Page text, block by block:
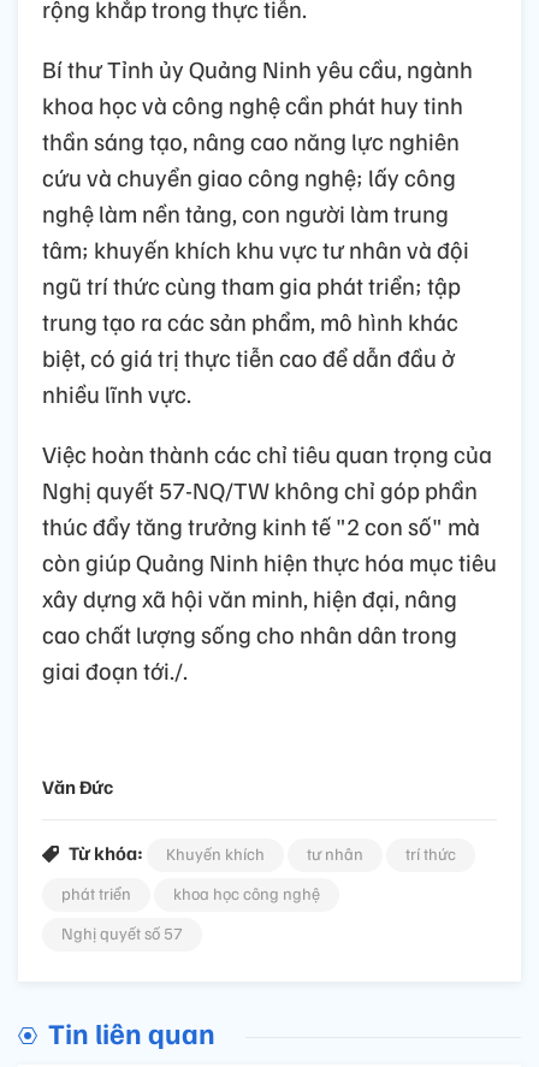
rộng khắp trong thực tiễn.
Bí thư Tỉnh ủy Quảng Ninh yêu cầu, ngành
khoa học và công nghệ cần phát huy tinh
thần sáng tạo, nâng cao năng lực nghiên
cứu và chuyển giao công nghệ; lấy công
nghệ làm nền tảng, con người làm trung
tâm; khuyến khích khu vực tư nhân và đội
ngũ trí thức cùng tham gia phát triển; tập
trung tạo ra các sản phẩm, mô hình khác
biệt, có giá trị thực tiễn cao để dẫn đầu ở
nhiều lĩnh vực.
Việc hoàn thành các chỉ tiêu quan trọng của
Nghị quyết 57-NQ/TW không chỉ góp phần
thúc đẩy tăng trưởng kinh tế "2 con số" mà
còn giúp Quảng Ninh hiện thực hóa mục tiêu
xây dựng xã hội văn minh, hiện đại, nâng
cao chất lượng sống cho nhân dân trong
giai đoạn tới./.
Văn Đức
Từ khóa: Khuyến khích tư nhân
trí thức
phát triển
khoa học công nghệ
Nghị quyết số 57
Tin liên quan